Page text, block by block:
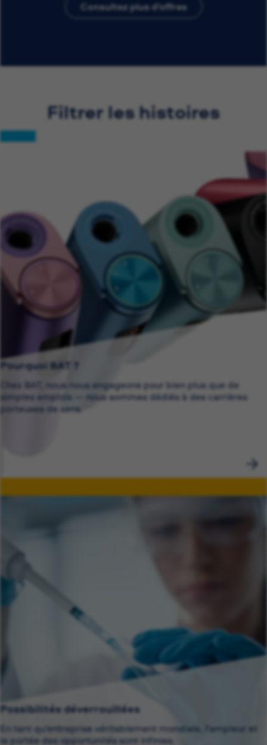
Consultez plus d’offres
Filtrer les histoires
Pourquoi BAT ?
Chez BAT, nous nous engageons pour bien plus que de
simples emplois — nous sommes dédiés à des carrières
porteuses de sens.
Possibilités déverrouillées
En tant qu'entreprise véritablement mondiale, l'ampleur et
la portée des opportunités sont infinies.